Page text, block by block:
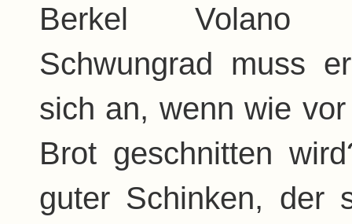
Berkel Volano
Schwungrad muss
sich an, wenn wie
Brot geschnitten
guter Schinken, der